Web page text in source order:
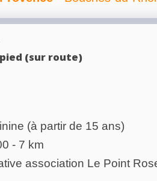
(sur route)
(à partir de 15 ans)
- 7 km
association Le Point